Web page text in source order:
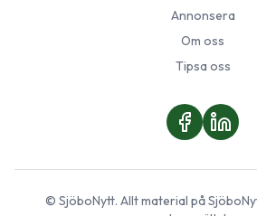
Annonsera
Om oss
Tipsa oss
© SjöboNytt. Allt material på